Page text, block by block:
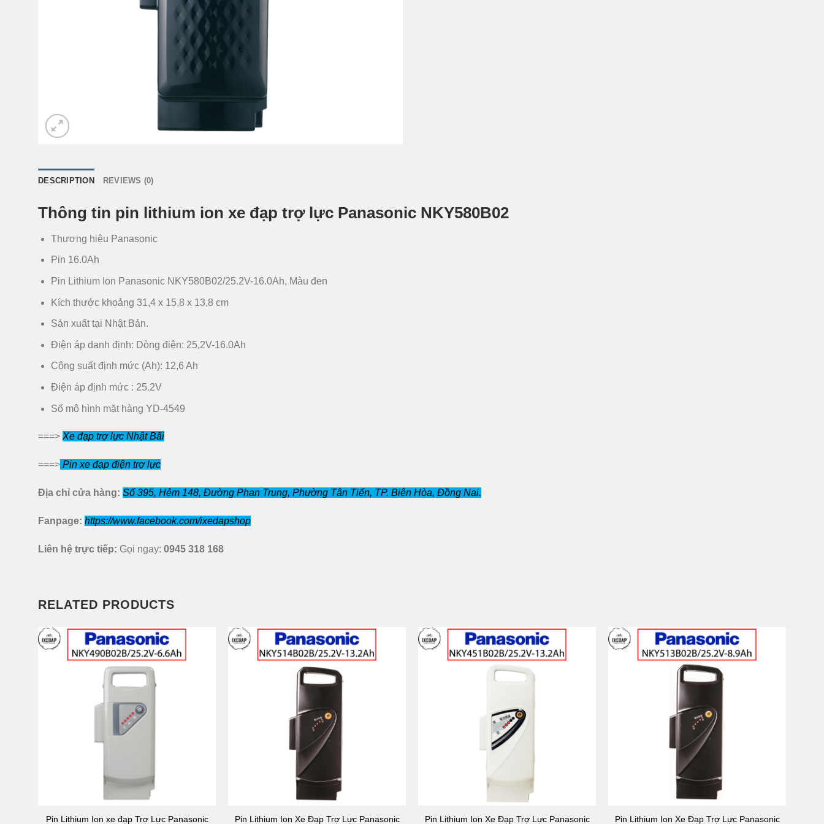
DESCRIPTION REVIEWS (0)
Thông tin pin lithium ion xe đạp trợ lực Panasonic NKY580B02
Thương hiệu Panasonic
Pin 16.0Ah
Pin Lithium Ion Panasonic NKY580B02/25.2V-16.0Ah, Màu đen
Kích thước khoảng ‎31,4 x 15,8 x 13,8 cm
Sản xuất tại Nhật Bản.
Điện áp danh định: Dòng điện: 25,2V-16.0Ah
Công suất định mức (Ah): 12,6 Ah
Điện áp định mức : 25.2V
Số mô hình mặt hàng YD-4549
===> Xe đạp trợ lực Nhật Bãi
===> Pin xe đạp điện trợ lực
Địa chỉ cửa hàng: Số 395, Hẻm 148, Đường Phan Trung, Phường Tân Tiến, TP. Biên Hòa, Đồng Nai.
Fanpage: https://www.facebook.com/ixedapshop
Liên hệ trực tiếp: Gọi ngay: 0945 318 168
RELATED PRODUCTS
Pin Lithium Ion xe đạp Trợ Lực Panasonic Pin Lithium Ion Xe Đạp Trợ Lực Panasonic Pin Lithium Ion Xe Đạp Trợ Lực Panasonic Pin Lithium Ion Xe Đạp Trợ Lực Panasonic